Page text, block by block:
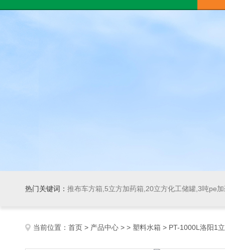
热门关键词： 推布车方箱,5立方加药箱,20立方化工储罐,3吨pe
当前位置： 首页 > 产品中心 > > 塑料水箱 > PT-1000L洛阳1